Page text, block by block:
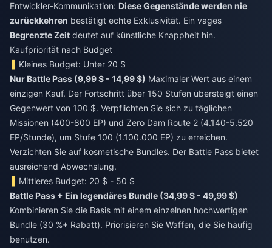
Entwickler-Kommunikation: Diese Gegenstände werden nie
zurückkehren bestätigt echte Exklusivität. Ein vages
Begrenzte Zeit deutet auf künstliche Knappheit hin.
Kaufpriorität nach Budget
Kleines Budget: Unter 20 $
Nur Battle Pass (9,99 $ - 14,99 $) Maximaler Wert aus einem
einzigen Kauf. Der Fortschritt über 150 Stufen übersteigt einen
Gegenwert von 100 $. Verpflichten Sie sich zu täglichen
Missionen (400-800 EP) und Zero Dam Route 2 (4.140-5.520
EP/Stunde), um Stufe 100 (1.100.000 EP) zu erreichen.
Verzichten Sie auf kosmetische Bundles. Der Battle Pass bietet
ausreichend Abwechslung.
Mittleres Budget: 20 $ - 50 $
Battle Pass + Ein legendäres Bundle (34,99 $ - 49,99 $)
Kombinieren Sie die Basis mit einem einzelnen hochwertigen
Bundle (30 %+ Rabatt). Priorisieren Sie Waffen, die Sie häufig
benutzen.